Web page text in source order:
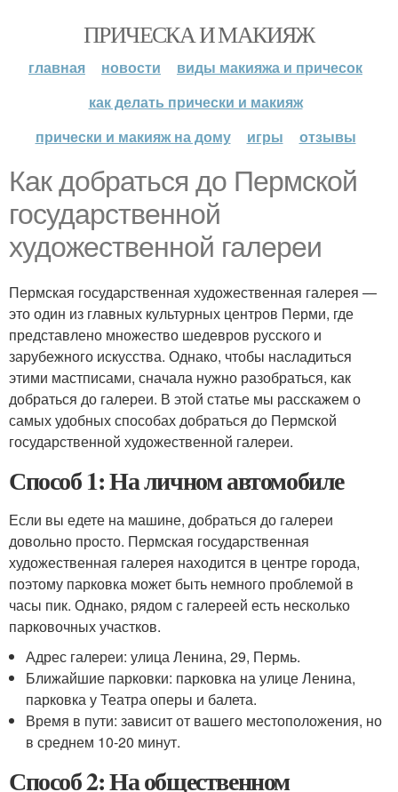
ПРИЧЕСКА И МАКИЯЖ
главная новости
виды макияжа и причесок
как делать прически и макияж
прически и макияж на дому
игры отзывы
Как добраться до Пермской
государственной
художественной галереи
Пермская государственная художественная галерея —
это один из главных культурных центров Перми, где
представлено множество шедевров русского и
зарубежного искусства. Однако, чтобы насладиться
этими мастписами, сначала нужно разобраться, как
добраться до галереи. В этой статье мы расскажем о
самых удобных способах добраться до Пермской
государственной художественной галереи.
Способ 1: На личном автомобиле
Если вы едете на машине, добраться до галереи
довольно просто. Пермская государственная
художественная галерея находится в центре города,
поэтому парковка может быть немного проблемой в
часы пик. Однако, рядом с галереей есть несколько
парковочных участков.
Адрес галереи: улица Ленина, 29, Пермь.
Ближайшие парковки: парковка на улице Ленина,
парковка у Театра оперы и балета.
Время в пути: зависит от вашего местоположения, но
в среднем 10-20 минут.
Способ 2: На общественном